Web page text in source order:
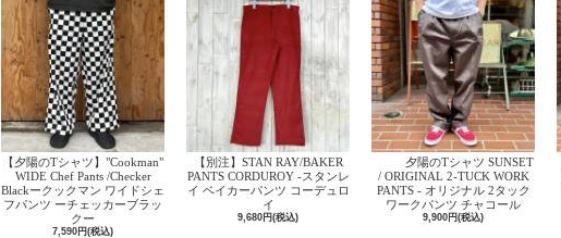
【夕陽のTシャツ】"Cookman"
WIDE Chef Pants /Checker
Blackークックマン ワイドシェ
フパンツ ーチェッカーブラッ
クー
7,590円(税込)
【別注】STAN RAY/BAKER
PANTS CORDUROY -スタンレ
イ ベイカーパンツ コーデュロ
イ
9,680円(税込)
夕陽のTシャツ SUNSET
/ ORIGINAL 2-TUCK WORK
PANTS - オリジナル 2タック
ワークパンツ チャコール
9,900円(税込)